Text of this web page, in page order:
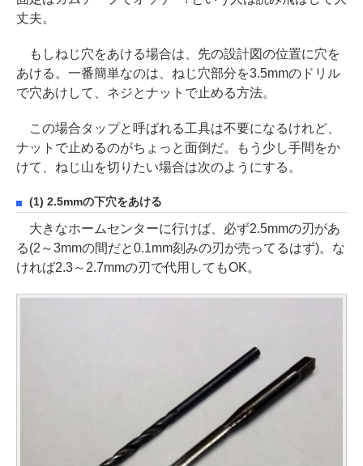
丈夫。
もしねじ穴をあける場合は、先の設計図の位置に穴を
あける。一番簡単なのは、ねじ穴部分を3.5mmのドリル
で穴あけして、ネジとナットで止める方法。
この場合タップと呼ばれる工具は不要になるけれど、
ナットで止めるのがちょっと面倒だ。もう少し手間をか
けて、ねじ山を切りたい場合は次のようにする。
(1) 2.5mmの下穴をあける
大きなホームセンターに行けば、必ず2.5mmの刃があ
る(2～3mmの間だと0.1mm刻みの刃が売ってるはず)。な
ければ2.3～2.7mmの刃で代用してもOK。